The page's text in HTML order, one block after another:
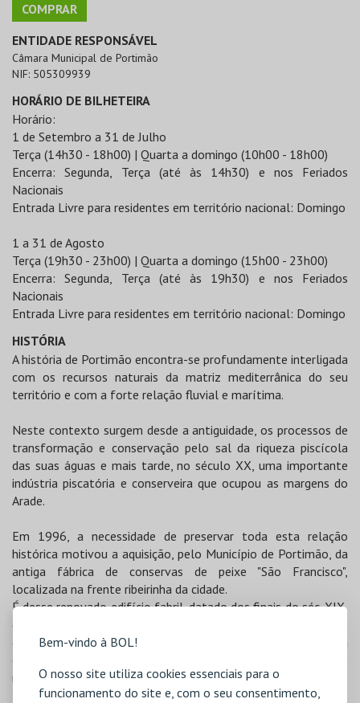
Bem-vindo à BOL!
O nosso site utiliza cookies essenciais para o
funcionamento do site e, com o seu consentimento,
COMPRAR
ENTIDADE RESPONSÁVEL
Câmara Municipal de Portimão
NIF: 505309939
HORÁRIO DE BILHETEIRA
Horário:
1 de Setembro a 31 de Julho
Terça (14h30 - 18h00) | Quarta a domingo (10h00 - 18h00)
Encerra: Segunda, Terça (até às 14h30) e nos Feriados
Nacionais
Entrada Livre para residentes em território nacional: Domingo
1 a 31 de Agosto
Terça (19h30 - 23h00) | Quarta a domingo (15h00 - 23h00)
Encerra: Segunda, Terça (até às 19h30) e nos Feriados
Nacionais
Entrada Livre para residentes em território nacional: Domingo
HISTÓRIA
A história de Portimão encontra-se profundamente interligada
com os recursos naturais da matriz mediterrânica do seu
território e com a forte relação fluvial e marítima.
Neste contexto surgem desde a antiguidade, os processos de
transformação e conservação pelo sal da riqueza piscícola
das suas águas e mais tarde, no século XX, uma importante
indústria piscatória e conserveira que ocupou as margens do
Arade.
Em 1996, a necessidade de preservar toda esta relação
histórica motivou a aquisição, pelo Município de Portimão, da
antiga fábrica de conservas de peixe "São Francisco",
localizada na frente ribeirinha da cidade.
É desse renovado edifício fabril, datado dos finais do séc. XIX,
que surge a 17 de Maio de 2008 o Museu de Portimão, pólo
de difusão cultural e espaço de descoberta das origens e da
evolução da comunidade, do seu território e dos aspetos mais
marcantes da sua história industrial e marítima.